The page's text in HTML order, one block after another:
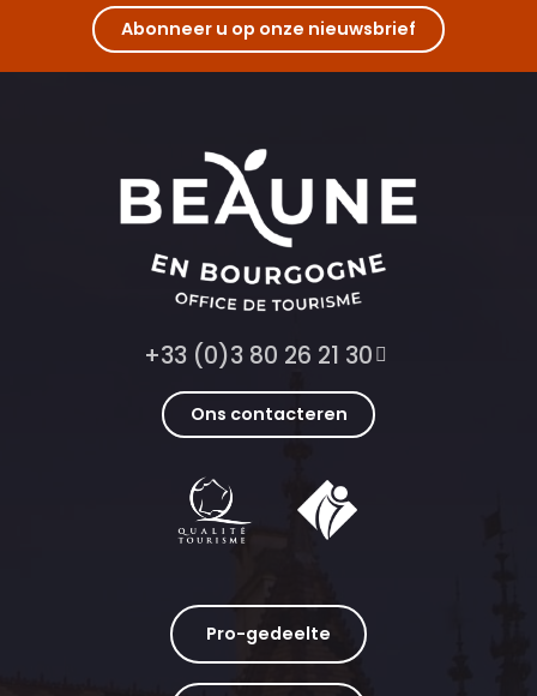
Abonneer u op onze nieuwsbrief
+33 (0)3 80 26 21 30
Ons contacteren
Pro-gedeelte